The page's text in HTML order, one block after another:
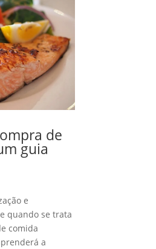
de
guia
e
quando se trata
comida
a